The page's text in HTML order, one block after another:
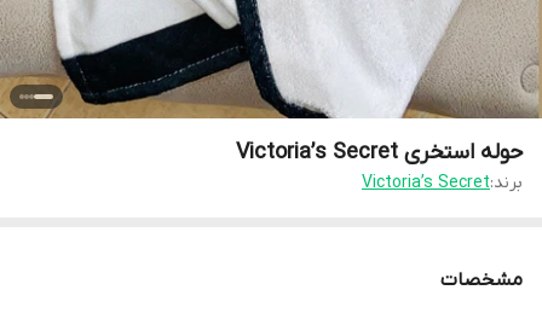
حوله استخری Victoria’s Secret
برند:Victoria’s Secret
مشخصات